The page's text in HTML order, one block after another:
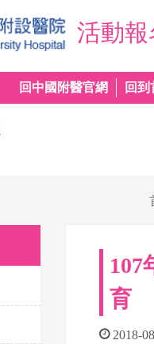
活動報
回中國附醫官網 回到
107
育
2018-